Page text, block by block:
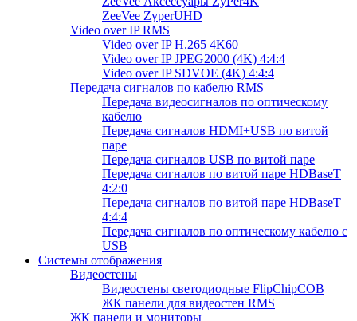
ZeeVee ZyperUHD
Video over IP RMS
Video over IP H.265 4K60
Video over IP JPEG2000 (4K) 4:4:4
Video over IP SDVOE (4K) 4:4:4
Передача сигналов по кабелю RMS
Передача видеосигналов по оптическому
кабелю
Передача сигналов HDMI+USB по витой
паре
Передача сигналов USB по витой паре
Передача сигналов по витой паре HDBaseT
4:2:0
Передача сигналов по витой паре HDBaseT
4:4:4
Передача сигналов по оптическому кабелю с
USB
Системы отображения
Видеостены
Видеостены светодиодные FlipChipCOB
ЖК панели для видеостен RMS
ЖК панели и мониторы